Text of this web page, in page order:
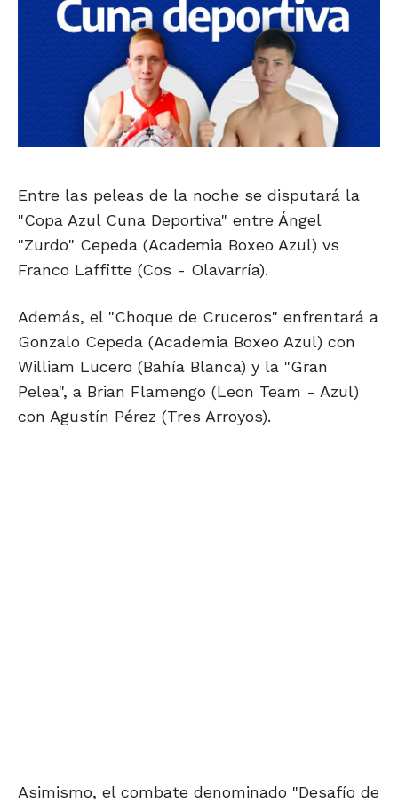
Entre las peleas de la noche se disputará la
"Copa Azul Cuna Deportiva" entre Ángel
"Zurdo" Cepeda (Academia Boxeo Azul) vs
Franco Laffitte (Cos - Olavarría).
Además, el "Choque de Cruceros" enfrentará a
Gonzalo Cepeda (Academia Boxeo Azul) con
William Lucero (Bahía Blanca) y la "Gran
Pelea", a Brian Flamengo (Leon Team - Azul)
con Agustín Pérez (Tres Arroyos).
Asimismo, el combate denominado "Desafío de